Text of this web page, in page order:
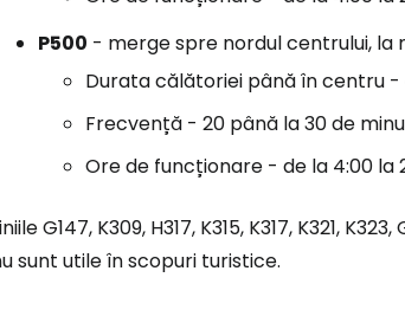
P500 - merge spre nordul centrului, la
Durata călătoriei până în centru -
Frecvență - 20 până la 30 de
Ore de funcționare - de la 4:00 la
G147, K309, H317, K315, K317, K321,
sunt utile în scopuri turistice.